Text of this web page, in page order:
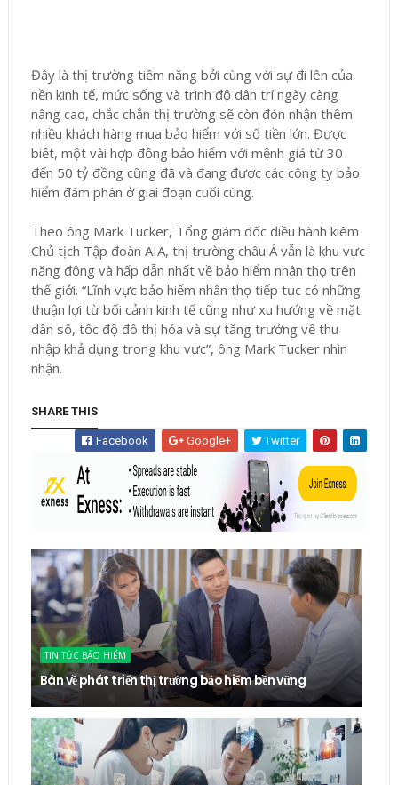
Đây là thị trường tiềm năng bởi cùng với sự đi lên của
nền kinh tế, mức sống và trình độ dân trí ngày càng
nâng cao, chắc chắn thị trường sẽ còn đón nhận thêm
nhiều khách hàng mua bảo hiểm với số tiền lớn. Được
biết, một vài hợp đồng bảo hiểm với mệnh giá từ 30
đến 50 tỷ đồng cũng đã và đang được các công ty bảo
hiểm đàm phán ở giai đoạn cuối cùng.
Theo ông Mark Tucker, Tổng giám đốc điều hành kiêm
Chủ tịch Tập đoàn AIA, thị trường châu Á vẫn là khu vực
năng động và hấp dẫn nhất về bảo hiểm nhân thọ trên
thế giới. “Lĩnh vực bảo hiểm nhân thọ tiếp tục có những
thuận lợi từ bối cảnh kinh tế cũng như xu hướng về mặt
dân số, tốc độ đô thị hóa và sự tăng trưởng về thu
nhập khả dụng trong khu vực”, ông Mark Tucker nhìn
nhận.
SHARE THIS
Facebook Google+ Twitter
TIN TỨC BẢO HIỂM
Bàn về phát triển thị trường bảo hiểm bền vững